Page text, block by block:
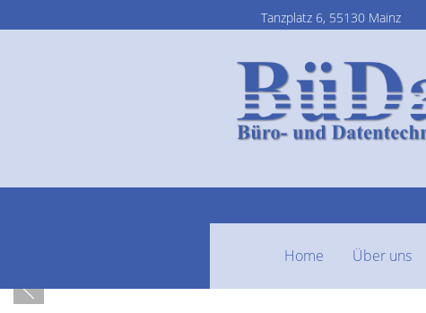
Tanzplatz 6, 55130 Mainz
Home Über uns